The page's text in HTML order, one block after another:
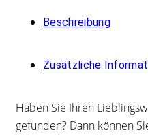
Beschreibung
Zusätzliche
Haben Sie Ihren
gefunden? Dann können